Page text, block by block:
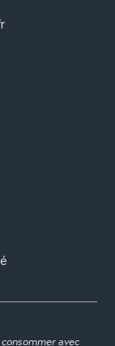
avec